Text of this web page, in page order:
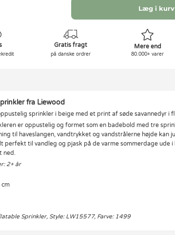
Læg i kurv
Gratis fragt
på danske ordrer
Mere end
80.000+ varer
fra Liewood
sprinkler i beige med et print af søde savannedyr i
er oppustelig og formet som en badebold med tre
til haveslangen, vandtrykket og vandstrålerne højde kan
perfekt til vandleg og pjask på de varme sommerdage ude
ned.
2+ år
cm
Sprinkler, Style: LW15577, Farve: 1499